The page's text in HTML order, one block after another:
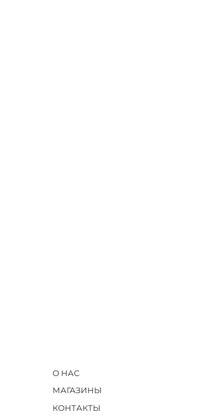
О НАС
МАГАЗИНЫ
КОНТАКТЫ